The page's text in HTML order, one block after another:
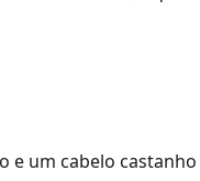
e um cabelo castanho